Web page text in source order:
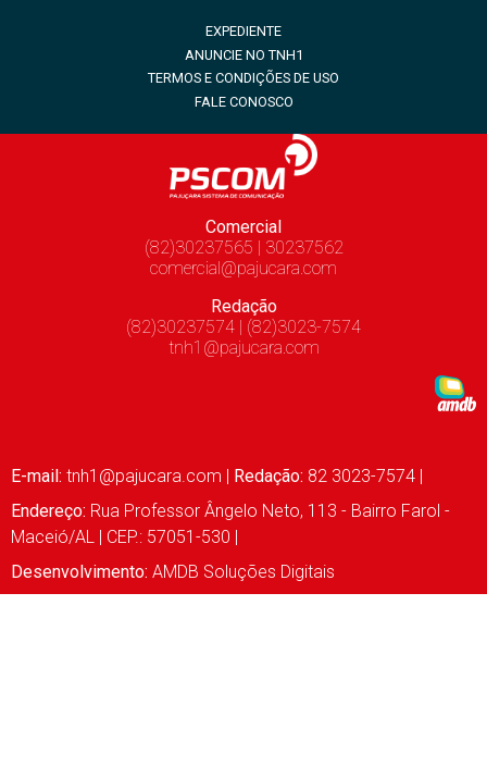
EXPEDIENTE
ANUNCIE NO TNH1
TERMOS E CONDIÇÕES DE USO
FALE CONOSCO
Comercial
(82)30237565 | 30237562
comercial@pajucara.com
Redação
(82)30237574 | (82)3023-7574
tnh1@pajucara.com
E-mail: tnh1@pajucara.com | Redação: 82 3023-7574 |
Endereço: Rua Professor Ângelo Neto, 113 - Bairro Farol -
Maceió/AL | CEP.: 57051-530 |
Desenvolvimento: AMDB Soluções Digitais